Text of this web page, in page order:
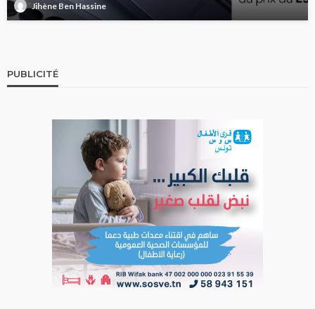
Jihène Ben Hassine
PUBLICITÉ